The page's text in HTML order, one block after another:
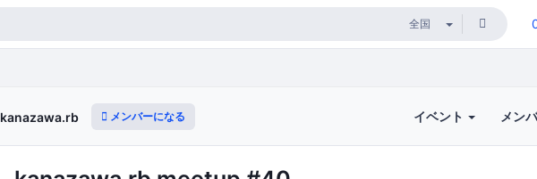
kanazawa.rb メンバーになる イベント メン